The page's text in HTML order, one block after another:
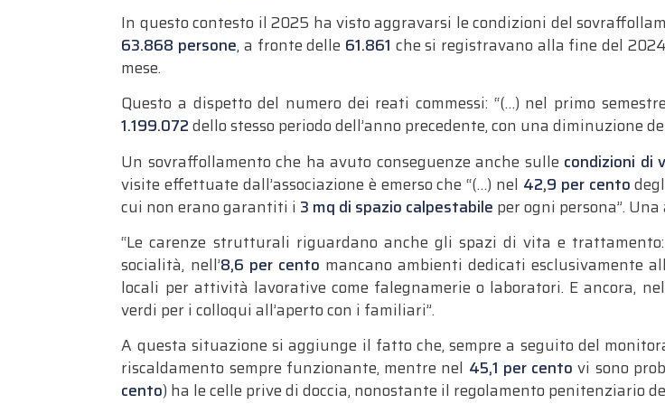
In questo contesto il 2025 ha visto aggravarsi le condizioni del
63.868 persone, a fronte delle 61.861 che si registravano alla fine del
mese.
Questo a dispetto del numero dei reati commessi: “(…) nel primo
1.199.072dello stesso periodo dell’anno precedente, con una diminuzione
Un sovraffollamento che ha avuto conseguenze anche sulle condizioni di
visite effettuate dall’associazione è emerso che “(…) nel 42,9 per cento
cui non erano garantiti i 3 mq di spazio calpestabile per ogni persona”.
“Le carenze strutturali riguardano anche gli spazi di vita e trattamento:
socialità, nell’8,6 per cento mancano ambienti dedicati esclusivamente
locali per attività lavorative come falegnamerie o laboratori. E ancora, nel
verdi per i colloqui all’aperto con i familiari”.
A questa situazione si aggiunge il fatto che, sempre a seguito del
riscaldamento sempre funzionante, mentre nel 45,1 per cento vi sono
cento) ha le celle prive di doccia, nonostante il regolamento penitenziario